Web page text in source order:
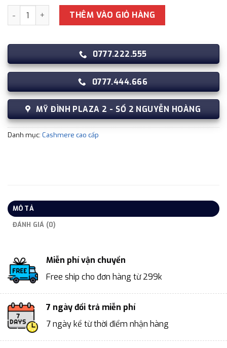
Khăn quàng cổ cao cấp len Cashmere cho nữ KQ-WD28
THÊM VÀO GIỎ HÀNG
0777.222.555
0777.444.666
MỸ ĐÌNH PLAZA 2 - SỐ 2 NGUYỄN HOÀNG
Danh mục: Cashmere cao cấp
MÔ TẢ
ĐÁNH GIÁ (0)
Miễn phí vận chuyển
Free ship cho đơn hàng từ 299k
7 ngày đổi trả miễn phí
7 ngày kể từ thời điểm nhận hàng